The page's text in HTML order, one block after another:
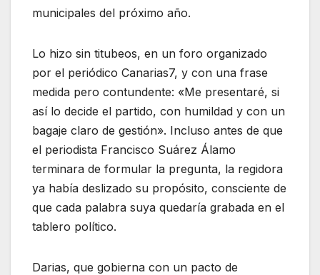
municipales del próximo año.
Lo hizo sin titubeos, en un foro organizado
por el periódico Canarias7, y con una frase
medida pero contundente: «Me presentaré, si
así lo decide el partido, con humildad y con un
bagaje claro de gestión». Incluso antes de que
el periodista Francisco Suárez Álamo
terminara de formular la pregunta, la regidora
ya había deslizado su propósito, consciente de
que cada palabra suya quedaría grabada en el
tablero político.
Darias, que gobierna con un pacto de